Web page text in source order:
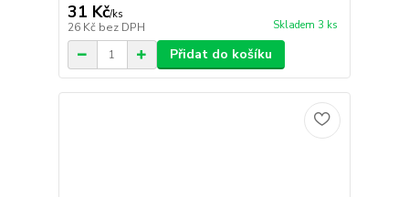
31 Kč/ks
26 Kč bez DPH Skladem 3 ks
Přidat do košíku